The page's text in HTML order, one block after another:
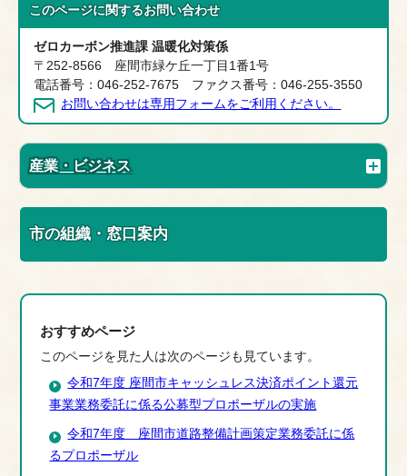
このページに関するお問い合わせ
ゼロカーボン推進課 温暖化対策係
〒252-8566 座間市緑ケ丘一丁目1番1号
電話番号：046-252-7675 ファクス番号：046-255-3550
お問い合わせは専用フォームをご利用ください。
産業・ビジネス
市の組織・窓口案内
おすすめページ
このページを見た人は次のページも見ています。
令和7年度 座間市キャッシュレス決済ポイント還元
事業業務委託に係る公募型プロポーザルの実施
令和7年度 座間市道路整備計画策定業務委託に係
るプロポーザル